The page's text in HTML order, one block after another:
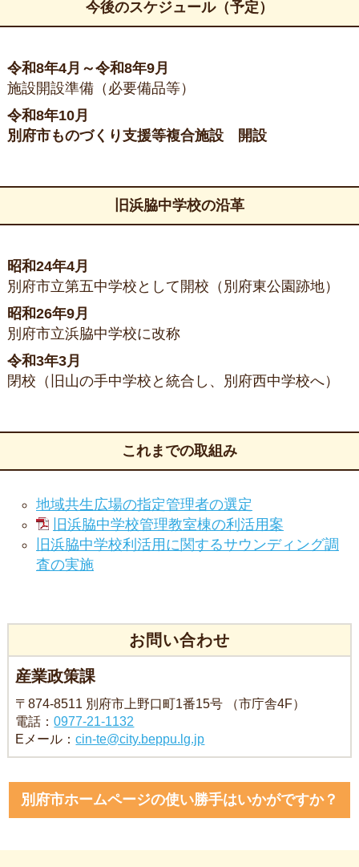
今後のスケジュール（予定）
令和8年4月～令和8年9月
施設開設準備（必要備品等）
令和8年10月
別府市ものづくり支援等複合施設 開設
旧浜脇中学校の沿革
昭和24年4月
別府市立第五中学校として開校（別府東公園跡地）
昭和26年9月
別府市立浜脇中学校に改称
令和3年3月
閉校（旧山の手中学校と統合し、別府西中学校へ）
これまでの取組み
地域共生広場の指定管理者の選定
旧浜脇中学校管理教室棟の利活用案
旧浜脇中学校利活用に関するサウンディング調
査の実施
お問い合わせ
産業政策課
〒874-8511 別府市上野口町1番15号 （市庁舎4F）
電話：0977-21-1132
Eメール：cin-te@city.beppu.lg.jp
別府市ホームページの使い勝手はいかがですか？